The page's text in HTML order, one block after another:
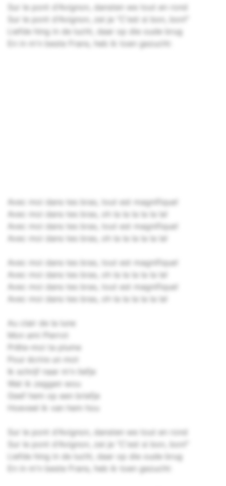
Sur le pont d'Avignon, dansten we tout en rond
Sur le pont d'Avignon, zei je "C'est si bon, bon!"
Liefde hing in de lucht, daar op die oude brug
En in m'n beste Frans, heb ik toen gezucht:
Avec moi dans tes bras, tout est magnifique!
Avec moi dans tes bras, oh la la la la la la!
Avec moi dans tes bras, tout est magnifique!
Avec moi dans tes bras, oh la la la la la la!
Avec moi dans tes bras, tout est magnifique!
Avec moi dans tes bras, oh la la la la la la!
Avec moi dans tes bras, tout est magnifique!
Avec moi dans tes bras, oh la la la la la la!
Au clair de la lune
Mon ami Pierrot
Prête-moi ta plume
Pour écrire un mot
Ik schrijf naar m'n liefje
Wat ik zeggen wou
Geef hem op een briefje
Hoeveel ik van hem hou
Sur le pont d'Avignon, dansten we tout en rond
Sur le pont d'Avignon, zei je "C'est si bon, bon!"
Liefde hing in de lucht, daar op die oude brug
En in m'n beste Frans, heb ik toen gezucht: